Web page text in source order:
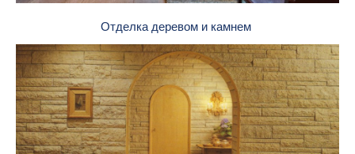
Отделка деревом и камнем